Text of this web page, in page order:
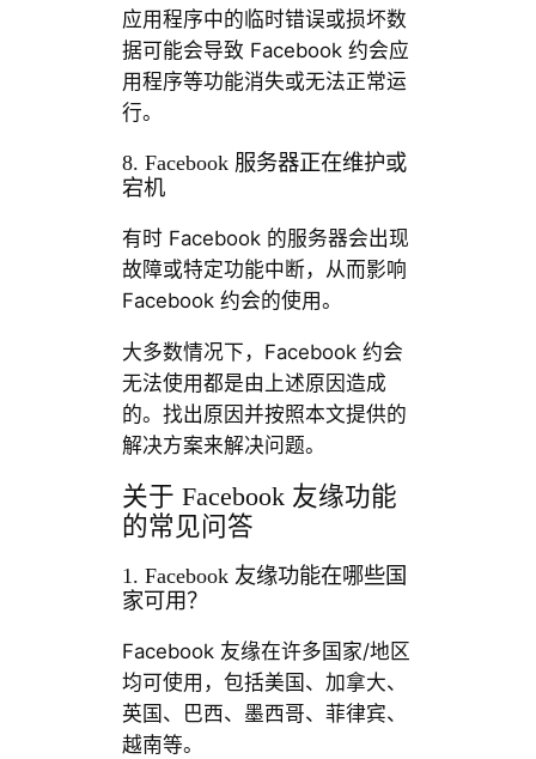
应用程序中的临时错误或损坏数
据可能会导致 Facebook 约会应
用程序等功能消失或无法正常运
行。
8. Facebook 服务器正在维护或
宕机
有时 Facebook 的服务器会出现
故障或特定功能中断，从而影响
Facebook 约会的使用。
大多数情况下，Facebook 约会
无法使用都是由上述原因造成
的。找出原因并按照本文提供的
解决方案来解决问题。
关于 Facebook 友缘功能
的常见问答
1. Facebook 友缘功能在哪些国
家可用？
Facebook 友缘在许多国家/地区
均可使用，包括美国、加拿大、
英国、巴西、墨西哥、菲律宾、
越南等。